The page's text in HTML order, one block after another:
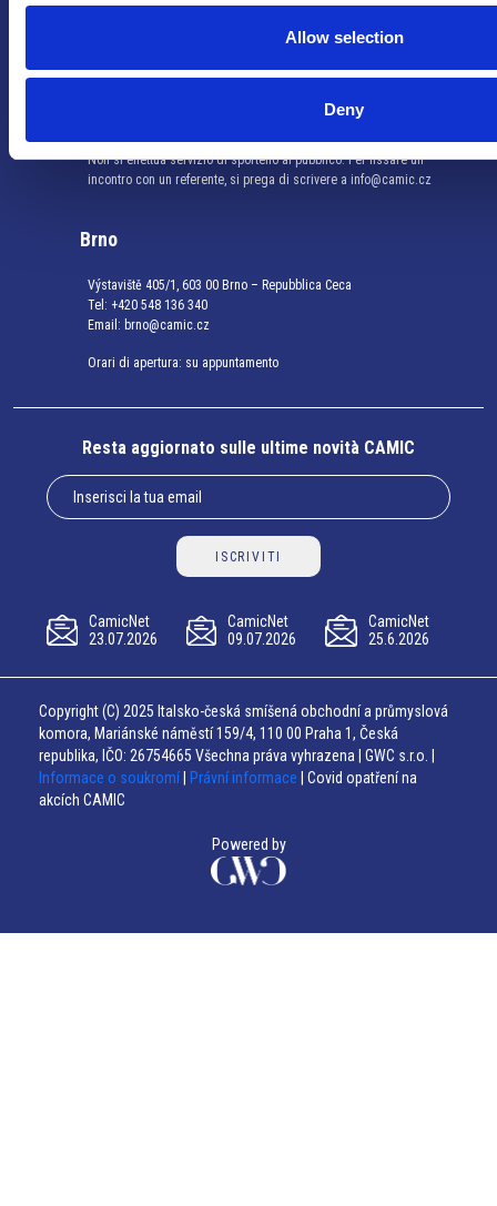
Allow selection
Deny
Non si effettua servizio di sportello al pubblico. Per fissare un
incontro con un referente, si prega di scrivere a info@camic.cz
Brno
Výstaviště 405/1, 603 00 Brno – Repubblica Ceca
Tel: +420 548 136 340
Email: brno@camic.cz
Orari di apertura: su appuntamento
Resta aggiornato sulle ultime novità CAMIC
ISCRIVITI
CamicNet
23.07.2026
CamicNet
09.07.2026
CamicNet
25.6.2026
Copyright (C) 2025 Italsko-česká smíšená obchodní a průmyslová
komora, Mariánské náměstí 159/4, 110 00 Praha 1, Česká
republika, IČO: 26754665 Všechna práva vyhrazena | GWC s.r.o. |
Informace o soukromí
Právní informace | Covid opatření na
akcích CAMIC
Powered by